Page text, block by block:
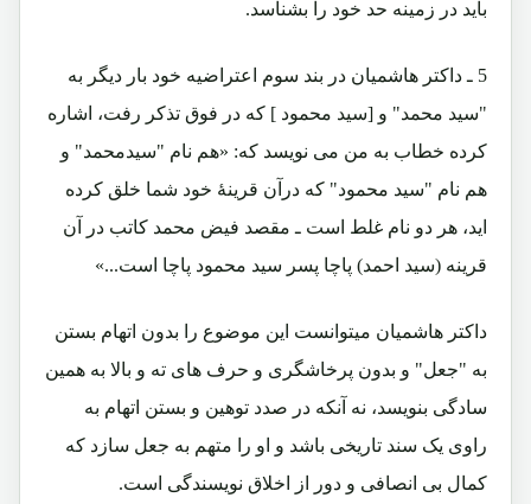
باید در زمینه حد خود را بشناسد.
5 ـ داکتر هاشمیان در بند سوم اعتراضیه خود بار دیگر به
"سید محمد" و [سید محمود ] که در فوق تذکر رفت، اشاره
کرده خطاب به من می نویسد که: «هم نام "سیدمحمد" و
هم نام "سید محمود" که درآن قرینۀ خود شما خلق کرده
اید، هر دو نام غلط است ـ مقصد فیض محمد کاتب در آن
قرینه (سید احمد) پاچا پسر سید محمود پاچا است...»
داکتر هاشمیان میتوانست این موضوع را بدون اتهام بستن
به "جعل" و بدون پرخاشگری و حرف های ته و بالا به همین
سادگی بنویسد، نه آنکه در صدد توهین و بستن اتهام به
راوی یک سند تاریخی باشد و او را متهم به جعل سازد که
کمال بی انصافی و دور از اخلاق نویسندگی است.